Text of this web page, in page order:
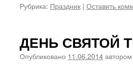
Рубрика: Праздник | Оставить
ДЕНЬ СВЯТОЙ
Опубликовано 11.06.2014автором